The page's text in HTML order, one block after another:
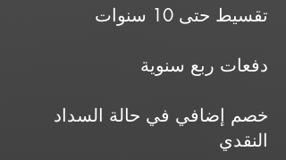
تقسيط حتى 10 سنوات
دفعات ربع سنوية
خصم إضافي في حالة السداد
النقدي